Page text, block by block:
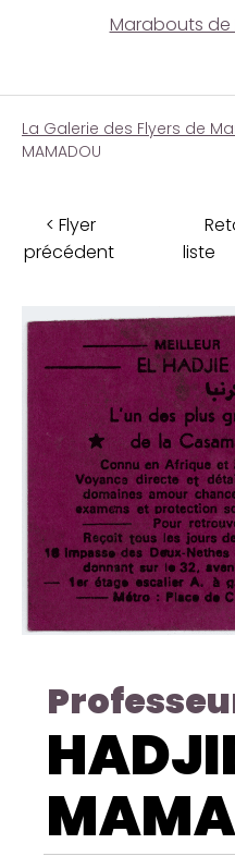
Marabouts de
La Galerie des Flyers de
MAMADOU
< Flyer
précédent
liste